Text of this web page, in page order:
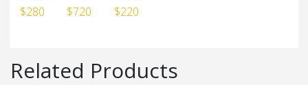
$280 $720 $220
Related Products